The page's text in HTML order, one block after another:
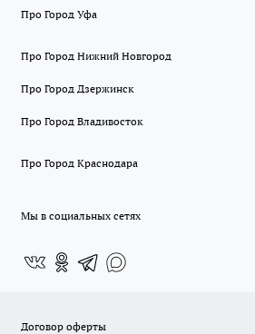
Про Город Уфа
Про Город Нижний Новгород
Про Город Дзержинск
Про Город Владивосток
Про Город Краснодара
Мы в социальных сетях
Договор оферты